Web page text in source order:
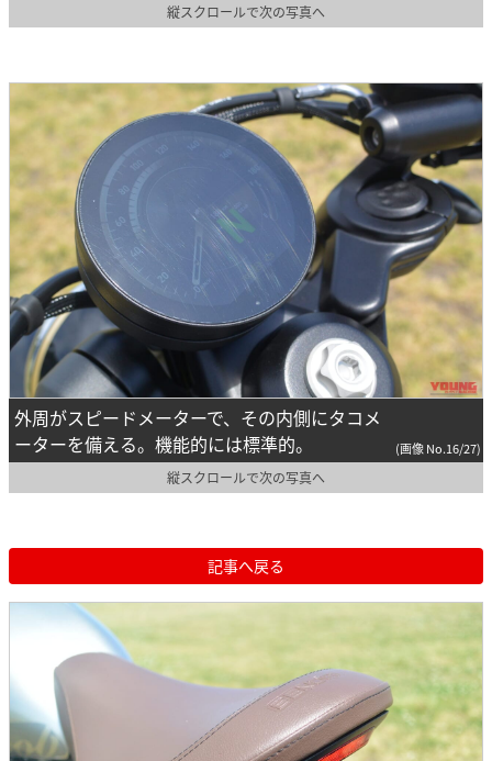
縦スクロールで次の写真へ
外周がスピードメーターで、その内側にタコメ
ーターを備える。機能的には標準的。
(画像 No.16/27)
縦スクロールで次の写真へ
記事へ戻る